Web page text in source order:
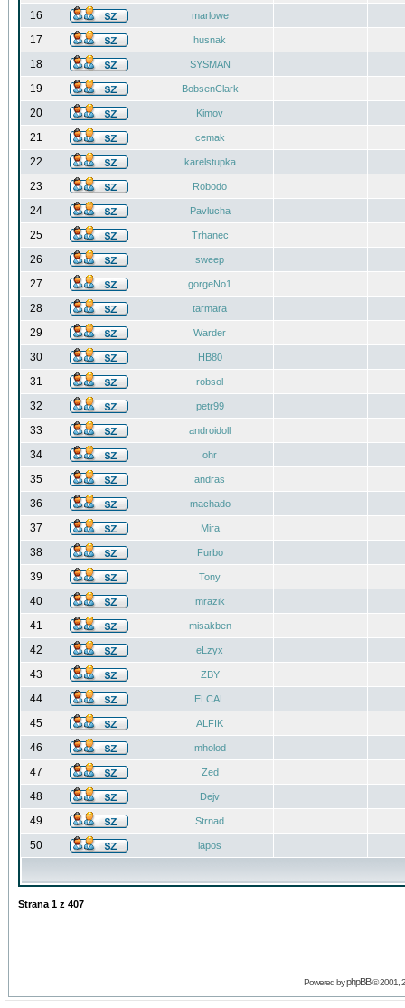
16 marlowe
17 husnak
18 SYSMAN
19 BobsenClark
20 Kimov
21 cemak
22 karelstupka
23 Robodo
24 Pavlucha
25 Trhanec
26 sweep
27 gorgeNo1
28 tarmara
29 Warder
30 HB80
31 robsol
32 petr99
33 androidoll
34 ohr
35 andras
36 machado
37 Mira
38 Furbo
39 Tony
40 mrazik
41 misakben
42 eLzyx
43 ZBY
44 ELCAL
45 ALFIK
46 mholod
47 Zed
48 Dejv
49 Strnad
50 lapos
Strana 1 z 407
Powered byphpBB© 2001,